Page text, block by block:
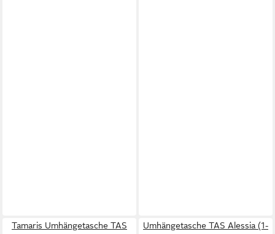
Tamaris Umhängetasche TAS
Umhängetasche TAS Alessia (1-